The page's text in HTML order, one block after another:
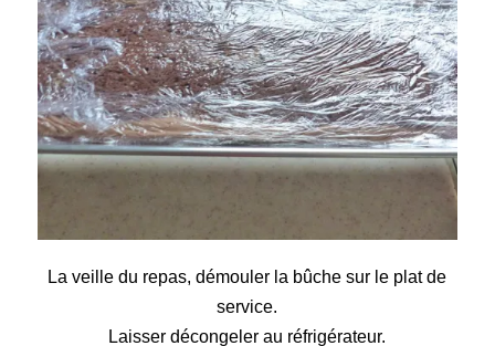
La veille du repas, démouler la bûche sur le plat de
service.
Laisser décongeler au réfrigérateur.